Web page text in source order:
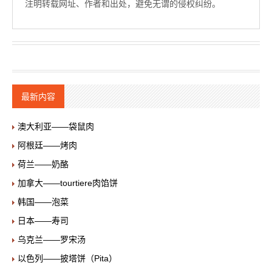
注明转载网址、作者和出处，避免无谓的侵权纠纷。
最新内容
澳大利亚——袋鼠肉
阿根廷——烤肉
荷兰——奶酪
加拿大——tourtiere肉馅饼
韩国——泡菜
日本——寿司
乌克兰——罗宋汤
以色列——披塔饼（Pita）